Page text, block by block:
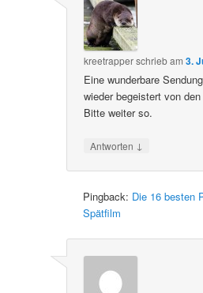
kreetrapperschriebam3.
Eine wunderbare
wieder begeistert von
Bitte weiter so.
Antworten ↓
Pingback: Die 16 besten
Spätfilm